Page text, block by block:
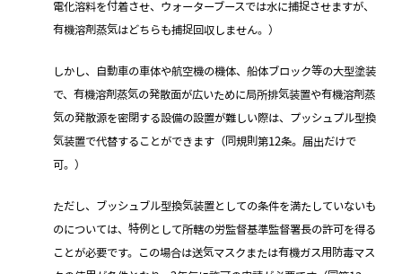
電化溶料を付着させ、ウォーターブースでは水に捕捉させますが、
有機溶剤蒸気はどちらも捕捉回収しません。）
しかし、自動車の車体や航空機の機体、船体ブロック等の大型塗装
で、有機溶剤蒸気の発散面が広いために局所排気装置や有機溶剤蒸
気の発散源を密閉する設備の設置が難しい際は、プッシュプル型換
気装置で代替することができます（同規則第12条。届出だけで
可。）
ただし、ブッシュブル型換気装置としての条件を満たしていないも
のについては、特例として所轄の労監督基準監督署長の許可を得る
ことが必要です。この場合は送気マスクまたは有機ガス用防毒マス